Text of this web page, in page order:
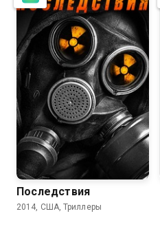
5.1 4.8
Последствия
2014, США, Триллеры